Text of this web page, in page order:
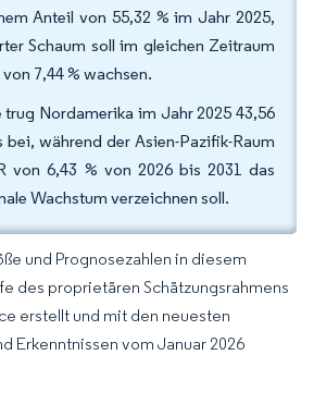
Anteil von 55,32 % im Jahr 2025,
Schaum soll im gleichen Zeitraum
7,44 % wachsen.
Nordamerika im Jahr 2025 43,56
bei, während der Asien-Pazifik-Raum
von 6,43 % von 2026 bis 2031 das
Wachstum verzeichnen soll.
und Prognosezahlen in diesem
des proprietären Schätzungsrahmens
erstellt und mit den neuesten
Erkenntnissen vom Januar 2026